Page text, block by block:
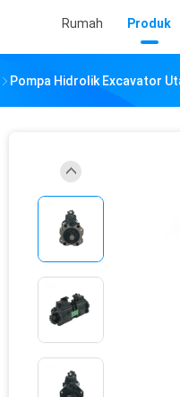
Rumah Produk
Pompa Hidrolik Excavator